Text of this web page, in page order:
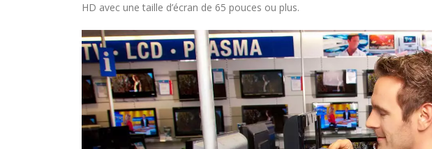
HD avec une taille d’écran de 65 pouces ou plus.